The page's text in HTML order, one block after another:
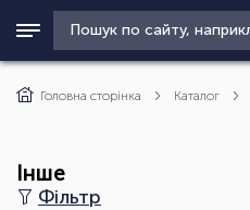
Головна сторінка Каталог
Інше
Фільтр